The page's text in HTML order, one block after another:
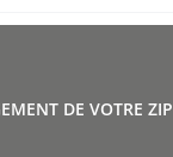
DE VOTRE ZIP